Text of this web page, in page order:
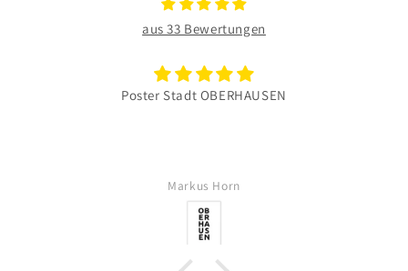
aus 33 Bewertungen
Poster Stadt OBERHAUSEN
Markus Horn